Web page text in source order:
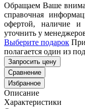
Обращаем Ваше
справочная
офертой, наличие и
уточнить у
Выберите подарок
полагается один из
Запросить цену
Сравнение
Избранное
Описание
Характеристики